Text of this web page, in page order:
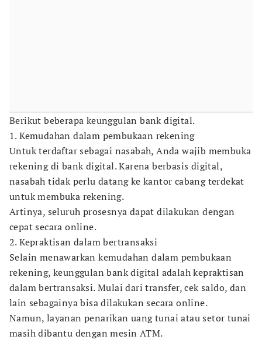
Berikut beberapa keunggulan bank digital.
1. Kemudahan dalam pembukaan rekening
Untuk terdaftar sebagai nasabah, Anda wajib membuka
rekening di bank digital. Karena berbasis digital,
nasabah tidak perlu datang ke kantor cabang terdekat
untuk membuka rekening.
Artinya, seluruh prosesnya dapat dilakukan dengan
cepat secara online.
2. Kepraktisan dalam bertransaksi
Selain menawarkan kemudahan dalam pembukaan
rekening, keunggulan bank digital adalah kepraktisan
dalam bertransaksi. Mulai dari transfer, cek saldo, dan
lain sebagainya bisa dilakukan secara online.
Namun, layanan penarikan uang tunai atau setor tunai
masih dibantu dengan mesin ATM.